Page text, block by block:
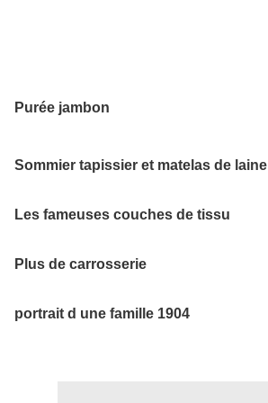
Purée jambon
Sommier tapissier et matelas de laine
Les fameuses couches de tissu
Plus de carrosserie
portrait d une famille 1904